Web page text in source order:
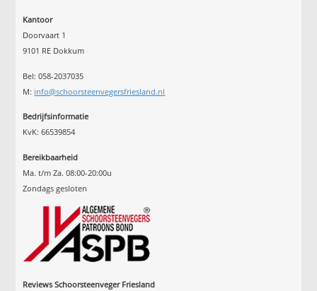
Kantoor
Doorvaart 1
9101 RE Dokkum
Bel: 058-2037035
M: info@schoorsteenvegersfriesland.nl
Bedrijfsinformatie
KvK: 66539854
Bereikbaarheid
Ma. t/m Za. 08:00-20:00u
Zondags gesloten
Reviews Schoorsteenveger Friesland